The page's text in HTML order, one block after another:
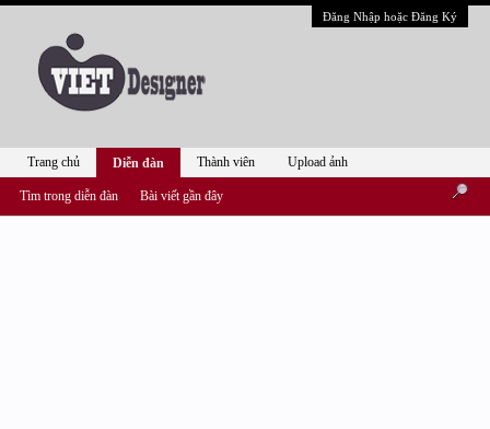
Đăng Nhập hoặc Đăng Ký
Trang chủ Diễn đàn
Tìm trong diễn đàn Bài viết gần đây
Thành viên Upload ảnh